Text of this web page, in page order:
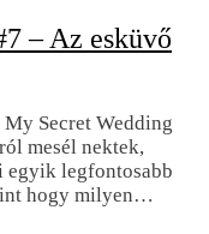
– Az esküvő
Secret Wedding
mesél nektek,
egyik legfontosabb
hogy milyen…